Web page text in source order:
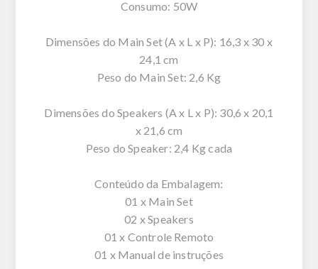
Consumo: 50W
Dimensões do Main Set (A x L x P): 16,3 x 30 x
24,1 cm
Peso do Main Set: 2,6 Kg
Dimensões do Speakers (A x L x P): 30,6 x 20,1
x 21,6 cm
Peso do Speaker: 2,4 Kg cada
Conteúdo da Embalagem:
01 x Main Set
02 x Speakers
01 x Controle Remoto
01 x Manual de instruções